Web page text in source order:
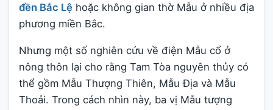
đền Bắc Lệ hoặc không gian thờ Mẫu ở nhiều địa
phương miền Bắc.
Nhưng một số nghiên cứu về điện Mẫu cổ ở
nông thôn lại cho rằng Tam Tòa nguyên thủy có
thể gồm Mẫu Thượng Thiên, Mẫu Địa và Mẫu
Thoải. Trong cách nhìn này, ba vị Mẫu tượng